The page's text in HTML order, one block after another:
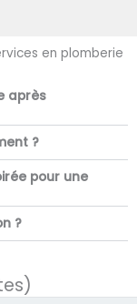
en plomberie
après
?
pour une
?